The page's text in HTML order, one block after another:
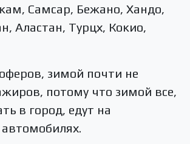
Самсар, Бежано, Хандо,
Аластан, Турцх, Кокио,
зимой почти не
потому что зимой все,
в город, едут на